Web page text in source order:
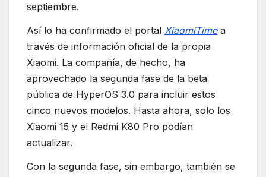
septiembre.
Así lo ha confirmado el portal XiaomiTimea
través de información oficial de la propia
Xiaomi. La compañía, de hecho, ha
aprovechado la segunda fase de la beta
pública de HyperOS 3.0 para incluir estos
cinco nuevos modelos. Hasta ahora, solo los
Xiaomi 15 y el Redmi K80 Pro podían
actualizar.
Con la segunda fase, sin embargo, también se